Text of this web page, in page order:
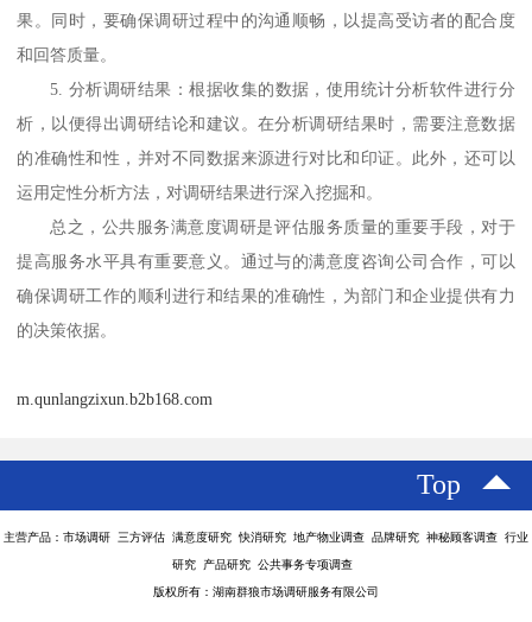
果。同时，要确保调研过程中的沟通顺畅，以提高受访者的配合度
和回答质量。
5. 分析调研结果：根据收集的数据，使用统计分析软件进行分
析，以便得出调研结论和建议。在分析调研结果时，需要注意数据
的准确性和性，并对不同数据来源进行对比和印证。此外，还可以
运用定性分析方法，对调研结果进行深入挖掘和。
总之，公共服务满意度调研是评估服务质量的重要手段，对于
提高服务水平具有重要意义。通过与的满意度咨询公司合作，可以
确保调研工作的顺利进行和结果的准确性，为部门和企业提供有力
的决策依据。
m.qunlangzixun.b2b168.com
Top
主营产品：市场调研 三方评估 满意度研究 快消研究 地产物业调查 品牌研究 神秘顾客调查 行业
研究 产品研究 公共事务专项调查
版权所有：湖南群狼市场调研服务有限公司